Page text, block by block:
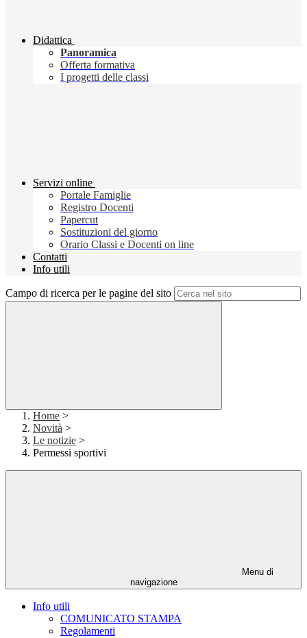
Didattica
Panoramica
Offerta formativa
I progetti delle classi
Servizi online
Portale Famiglie
Registro Docenti
Papercut
Sostituzioni del giorno
Orario Classi e Docenti on line
Contatti
Info utili
Campo di ricerca per le pagine del sito
Home >
Novità >
Le notizie >
Permessi sportivi
Menu di
navigazione
Info utili
COMUNICATO STAMPA
Regolamenti